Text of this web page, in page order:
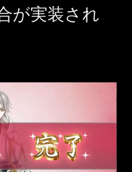
が実装され